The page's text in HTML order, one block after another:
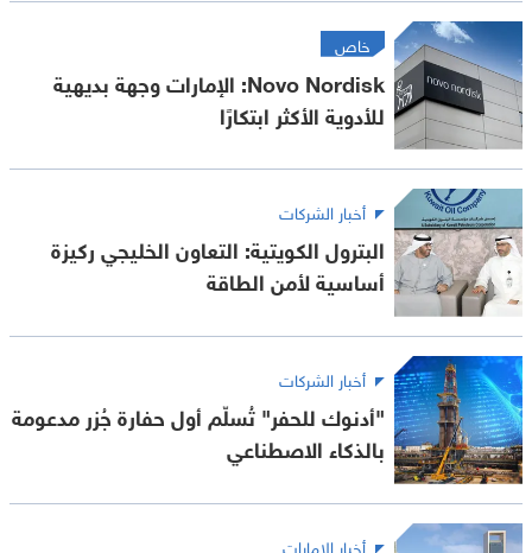
خاص
Novo Nordisk: الإمارات وجهة بديهية
للأدوية الأكثر ابتكارًا
أخبار الشركات
البترول الكويتية: التعاون الخليجي ركيزة
أساسية لأمن الطاقة
أخبار الشركات
"أدنوك للحفر" تُسلّم أول حفارة جُزر مدعومة
بالذكاء الاصطناعي
أخبار الإمارات